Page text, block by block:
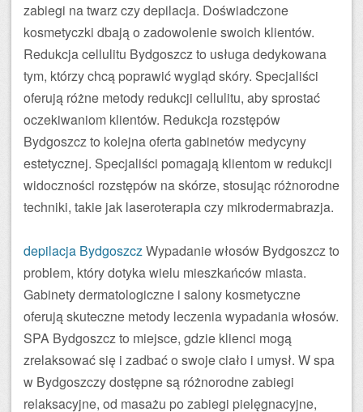
zabiegi na twarz czy depilacja. Doświadczone
kosmetyczki dbają o zadowolenie swoich klientów.
Redukcja cellulitu Bydgoszcz to usługa dedykowana
tym, którzy chcą poprawić wygląd skóry. Specjaliści
oferują różne metody redukcji cellulitu, aby sprostać
oczekiwaniom klientów. Redukcja rozstępów
Bydgoszcz to kolejna oferta gabinetów medycyny
estetycznej. Specjaliści pomagają klientom w redukcji
widoczności rozstępów na skórze, stosując różnorodne
techniki, takie jak laseroterapia czy mikrodermabrazja.
depilacja BydgoszczWypadanie włosów Bydgoszcz to
problem, który dotyka wielu mieszkańców miasta.
Gabinety dermatologiczne i salony kosmetyczne
oferują skuteczne metody leczenia wypadania włosów.
SPA Bydgoszcz to miejsce, gdzie klienci mogą
zrelaksować się i zadbać o swoje ciało i umysł. W spa
w Bydgoszczy dostępne są różnorodne zabiegi
relaksacyjne, od masażu po zabiegi pielęgnacyjne,